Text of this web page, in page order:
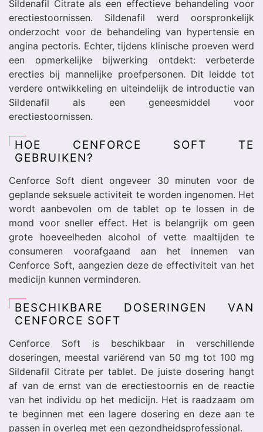
Sildenafil Citrate als een effectieve behandeling voor
erectiestoornissen. Sildenafil werd oorspronkelijk
onderzocht voor de behandeling van hypertensie en
angina pectoris. Echter, tijdens klinische proeven werd
een opmerkelijke bijwerking ontdekt: verbeterde
erecties bij mannelijke proefpersonen. Dit leidde tot
verdere ontwikkeling en uiteindelijk de introductie van
Sildenafil als een geneesmiddel voor
erectiestoornissen.
HOE CENFORCE SOFT TE
GEBRUIKEN?
Cenforce Soft dient ongeveer 30 minuten voor de
geplande seksuele activiteit te worden ingenomen. Het
wordt aanbevolen om de tablet op te lossen in de
mond voor sneller effect. Het is belangrijk om geen
grote hoeveelheden alcohol of vette maaltijden te
consumeren voorafgaand aan het innemen van
Cenforce Soft, aangezien deze de effectiviteit van het
medicijn kunnen verminderen.
BESCHIKBARE DOSERINGEN VAN
CENFORCE SOFT
Cenforce Soft is beschikbaar in verschillende
doseringen, meestal variërend van 50 mg tot 100 mg
Sildenafil Citrate per tablet. De juiste dosering hangt
af van de ernst van de erectiestoornis en de reactie
van het individu op het medicijn. Het is raadzaam om
te beginnen met een lagere dosering en deze aan te
passen in overleg met een gezondheidsprofessional.